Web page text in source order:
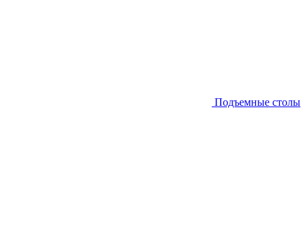
Подъемные столы